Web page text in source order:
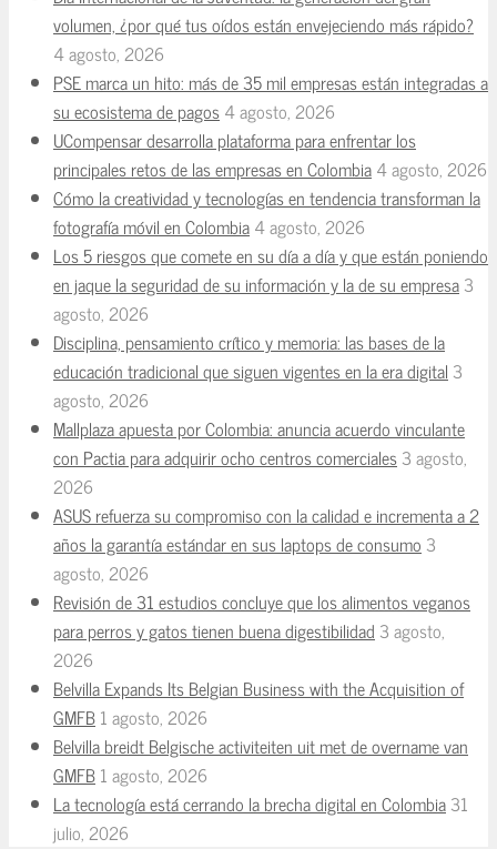
volumen, ¿por qué tus oídos están envejeciendo más rápido?
4 agosto, 2026
PSE marca un hito: más de 35 mil empresas están integradas a
su ecosistema de pagos4 agosto, 2026
UCompensar desarrolla plataforma para enfrentar los
principales retos de las empresas en Colombia4 agosto, 2026
Cómo la creatividad y tecnologías en tendencia transforman la
fotografía móvil en Colombia4 agosto, 2026
Los 5 riesgos que comete en su día a día y que están poniendo
en jaque la seguridad de su información y la de su empresa3
agosto, 2026
Disciplina, pensamiento crítico y memoria: las bases de la
educación tradicional que siguen vigentes en la era digital 3
agosto, 2026
Mallplaza apuesta por Colombia: anuncia acuerdo vinculante
con Pactia para adquirir ocho centros comerciales3 agosto,
2026
ASUS refuerza su compromiso con la calidad e incrementa a 2
años la garantía estándar en sus laptops de consumo 3
agosto, 2026
Revisión de 31 estudios concluye que los alimentos veganos
para perros y gatos tienen buena digestibilidad 3 agosto,
2026
Belvilla Expands Its Belgian Business with the Acquisition of
GMFB1 agosto, 2026
Belvilla breidt Belgische activiteiten uit met de overname van
GMFB1 agosto, 2026
La tecnología está cerrando la brecha digital en Colombia31
julio, 2026